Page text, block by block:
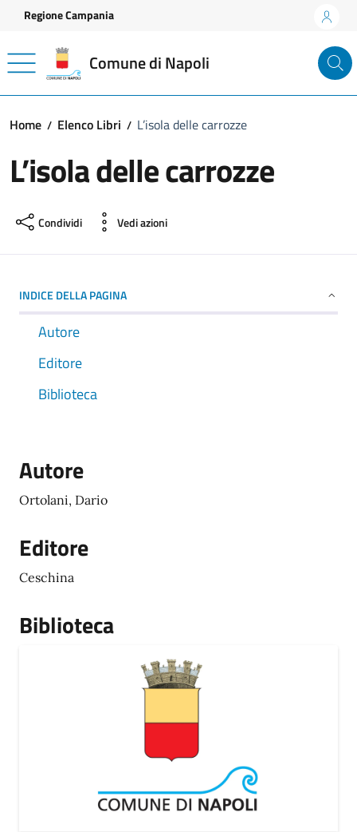
Vai ai contenuti
Vai al footer
Regione Campania
Comune di Napoli
Home Elenco Libri L’isola delle carrozze
L’isola delle carrozze
Condividi Vedi azioni
INDICE DELLA PAGINA
Autore
Editore
Biblioteca
Autore
Ortolani, Dario
Editore
Ceschina
Biblioteca